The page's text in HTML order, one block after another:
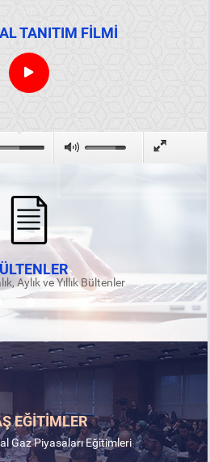
TANITIM FİLMİ
Aylık ve Yıllık Bültenler
EĞİTİMLER
Gaz Piyasaları Eğitimleri